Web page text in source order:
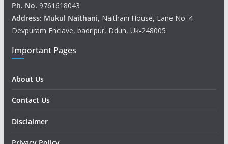
Ph. No. 9761618043
Address: Mukul Naithani, Naithani House, Lane No. 4
Devpuram Enclave, badripur, Ddun, Uk-248005
Important Pages
About Us
Contact Us
Disclaimer